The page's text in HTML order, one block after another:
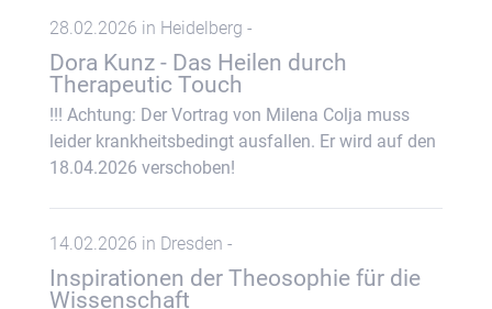
28.02.2026 in Heidelberg -
Dora Kunz - Das Heilen durch
Therapeutic Touch
!!! Achtung: Der Vortrag von Milena Colja muss
leider krankheitsbedingt ausfallen. Er wird auf den
18.04.2026 verschoben!
14.02.2026 in Dresden -
Inspirationen der Theosophie für die
Wissenschaft